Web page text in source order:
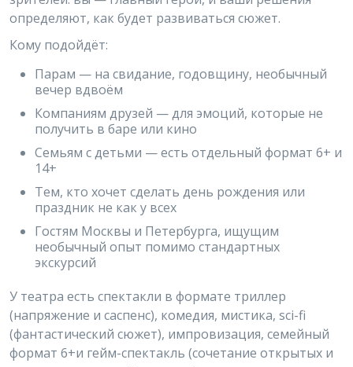
определяют, как будет развиваться сюжет.
Кому подойдёт:
Парам — на свидание, годовщину, необычный
вечер вдвоём
Компаниям друзей — для эмоций, которые не
получить в баре или кино
Семьям с детьми — есть отдельный формат 6+ и
14+
Тем, кто хочет сделать день рождения или
праздник не как у всех
Гостям Москвы и Петербурга, ищущим
необычный опыт помимо стандартных
экскурсий
У театра есть спектакли в формате триллер
(напряжение и саспенс), комедия, мистика, sci-fi
(фантастический сюжет), импровизация, семейный
формат 6+и гейм-спектакль (сочетание открытых и